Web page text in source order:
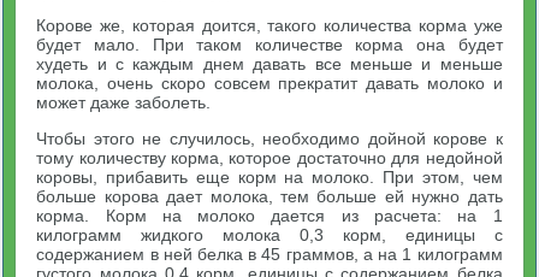
Корове же, которая доится, такого количества корма уже
будет мало. При таком количестве корма она будет
худеть и с каждым днем давать все меньше и меньше
молока, очень скоро совсем прекратит давать молоко и
может даже заболеть.
Чтобы этого не случилось, необходимо дойной корове к
тому количеству корма, которое достаточно для недойной
коровы, прибавить еще корм на молоко. При этом, чем
больше корова дает молока, тем больше ей нужно дать
корма. Корм на молоко дается из расчета: на 1
килограмм жидкого молока 0,3 корм, единицы с
содержанием в ней белка в 45 граммов, а на 1 килограмм